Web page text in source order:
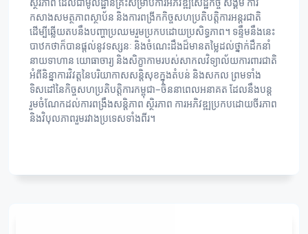
កសាងសមត្ថភាពស្ថាប័ន និងការពង្រីកកិច្ចសហប្រតិបត្តិការអន្តរជាតិ
ដើម្បីឆ្លើយតបនឹងបញ្ហាប្រឈមរួមប្រកបដោយប្រសិទ្ធភាព។ ទន្ទឹមនឹងនេះ
បាឋកថាក៏បានផ្តល់នូវទស្សនៈ និងចំណេះដឹងដ៏មានតម្លៃដល់ថ្នាក់ដឹកនាំ
នាយទាហាន យោធាចារ្យ និងសិក្ខាកាមរបស់សាកលវិទ្យាល័យការពារជាតិ
អំពីនិន្នាការវិវត្តនៃបរិយាកាសសន្តិសុខក្នុងតំបន់ និងសកល ព្រមទាំង
ទិសដៅនៃកិច្ចសហប្រតិបត្តិការកម្ពុជា–ចិននាពេលអនាគត ដែលនឹងបន្ត
រួមចំណែកដល់ការពង្រឹងសន្តិភាព ស្ថិរភាព ការអភិវឌ្ឍប្រកបដោយចីរភាព
និងវិបុលភាពរួមរវាងប្រទេសទាំងពីរ។